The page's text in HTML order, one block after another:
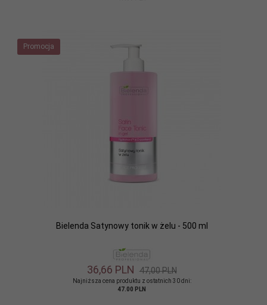
Promocja
Bielenda Satynowy tonik w żelu - 500 ml
36,66 PLN 47,00 PLN
Najniższa cena produktu z ostatnich 30 dni:
47.00 PLN